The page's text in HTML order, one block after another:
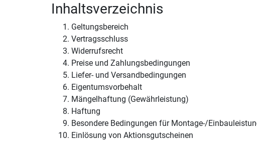
Inhaltsverzeichnis
Geltungsbereich
Vertragsschluss
Widerrufsrecht
Preise und Zahlungsbedingungen
Liefer- und Versandbedingungen
Eigentumsvorbehalt
Mängelhaftung (Gewährleistung)
Haftung
Besondere Bedingungen für Montage-/
Einlösung von Aktionsgutscheinen